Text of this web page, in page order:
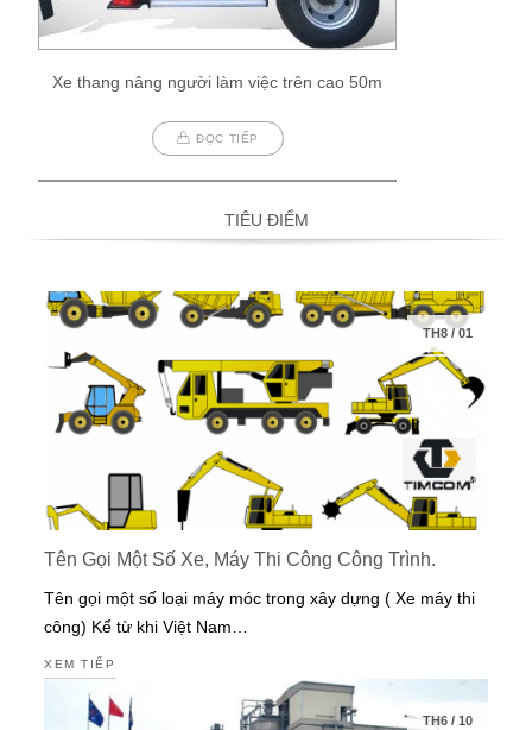
Xe thang nâng người làm việc trên cao 50m
ĐỌC TIẾP
TIÊU ĐIỂM
TH8/01
Tên Gọi Một Số Xe, Máy Thi Công Công Trình.
Tên gọi một số loại máy móc trong xây dựng ( Xe máy thi
công) Kể từ khi Việt Nam…
XEM TIẾP
TH6/ 10